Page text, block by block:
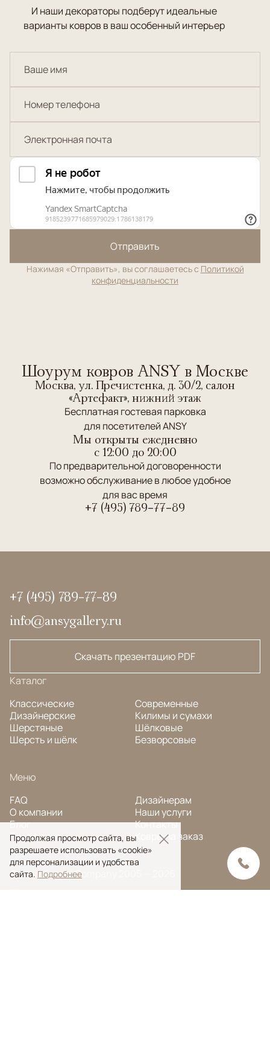
И наши декораторы подберут идеальные
варианты ковров в ваш особенный интерьер
Отправить
Нажимая «Отправить», вы соглашаетесь с Политикой
конфиденциальности
Шоурум ковров ANSY в Москве
Москва, ул. Пречистенка, д. 30/2, салон
«Артефакт», нижний этаж
Бесплатная гостевая парковка
для посетителей ANSY
Мы открыты ежедневно
c 12:00 до 20:00
По предварительной договоренности
возможно обслуживание в любое удобное
для вас время
+7 (495) 789-77-89
+7 (495) 789-77-89
info@ansygallery.ru
Скачать презентацию PDF
Каталог
Классические
Дизайнерские
Шерстяные
Шерсть и шёлк
Современные
Килимы и сумахи
Шёлковые
Безворсовые
Меню
FAQ
О компании
Блог
Портфолио
Дизайнерам
Наши услуги
Контакты
Ковры на заказ
© Ansy Carpet Company 2005 — 2026
Продолжая просмотр сайта, вы
разрешаете использовать «cookie»
для персонализации и удобства
сайта. Подробнее